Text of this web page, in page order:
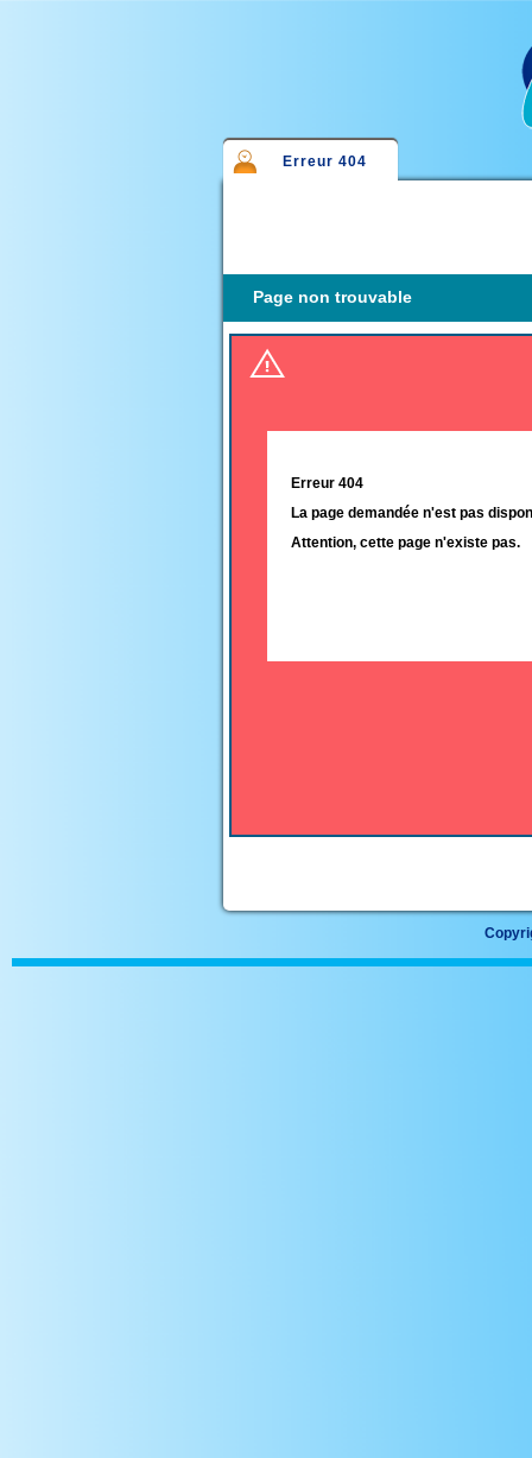
PrimaryErreur 404
Page non trouvable
Erreur 404
La page demandée n'est pas
Attention, cette page n'existe pas.